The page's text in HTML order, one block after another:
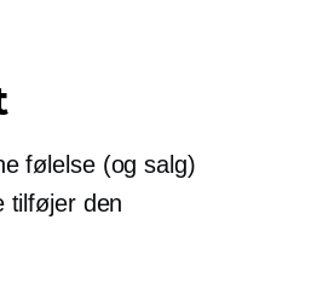
følelse (og salg)
tilføjer den